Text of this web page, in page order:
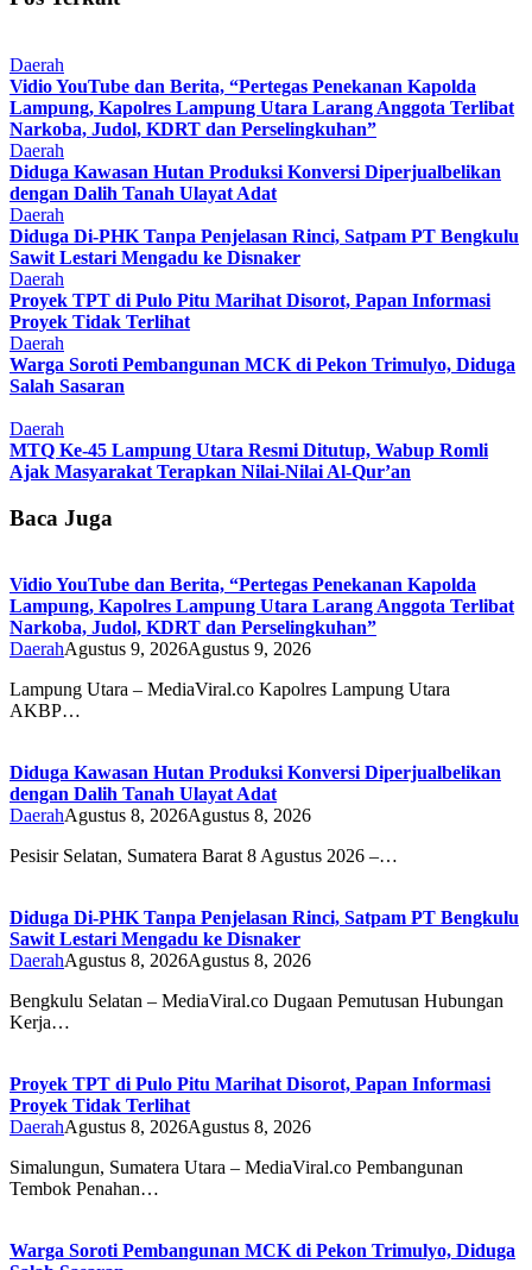
Daerah
Vidio YouTube dan Berita, “Pertegas Penekanan Kapolda
Lampung, Kapolres Lampung Utara Larang Anggota Terlibat
Narkoba, Judol, KDRT dan Perselingkuhan”
Daerah
Diduga Kawasan Hutan Produksi Konversi Diperjualbelikan
dengan Dalih Tanah Ulayat Adat
Daerah
Diduga Di-PHK Tanpa Penjelasan Rinci, Satpam PT Bengkulu
Sawit Lestari Mengadu ke Disnaker
Daerah
Proyek TPT di Pulo Pitu Marihat Disorot, Papan Informasi
Proyek Tidak Terlihat
Daerah
Warga Soroti Pembangunan MCK di Pekon Trimulyo, Diduga
Salah Sasaran
Daerah
MTQ Ke-45 Lampung Utara Resmi Ditutup, Wabup Romli
Ajak Masyarakat Terapkan Nilai-Nilai Al-Qur’an
Baca Juga
Vidio YouTube dan Berita, “Pertegas Penekanan Kapolda
Lampung, Kapolres Lampung Utara Larang Anggota Terlibat
Narkoba, Judol, KDRT dan Perselingkuhan”
DaerahAgustus 9, 2026Agustus 9, 2026
Lampung Utara – MediaViral.co Kapolres Lampung Utara
AKBP…
Diduga Kawasan Hutan Produksi Konversi Diperjualbelikan
dengan Dalih Tanah Ulayat Adat
DaerahAgustus 8, 2026Agustus 8, 2026
Pesisir Selatan, Sumatera Barat 8 Agustus 2026 –…
Diduga Di-PHK Tanpa Penjelasan Rinci, Satpam PT Bengkulu
Sawit Lestari Mengadu ke Disnaker
DaerahAgustus 8, 2026Agustus 8, 2026
Bengkulu Selatan – MediaViral.co Dugaan Pemutusan Hubungan
Kerja…
Proyek TPT di Pulo Pitu Marihat Disorot, Papan Informasi
Proyek Tidak Terlihat
DaerahAgustus 8, 2026Agustus 8, 2026
Simalungun, Sumatera Utara – MediaViral.co Pembangunan
Tembok Penahan…
Warga Soroti Pembangunan MCK di Pekon Trimulyo, Diduga